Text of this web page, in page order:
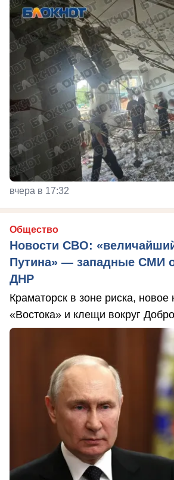
вчера в 17:32
Общество
Новости СВО:
Путина» — западные СМИ
ДНР
Краматорск в зоне риска,
«Востока» и клещи вокруг